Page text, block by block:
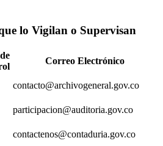
lo Vigilan o Supervisan
Correo Electrónico
contacto@archivogeneral.gov.co
participacion@auditoria.gov.co
contactenos@contaduria.gov.co